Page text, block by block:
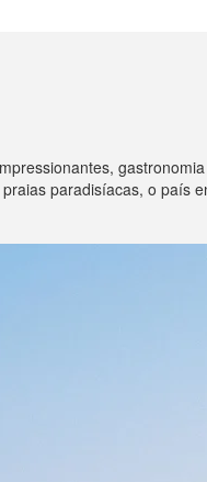
paradisíacas, o país